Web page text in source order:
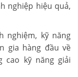
nghiệp hiệu quả,
nghiệm, kỹ năng
gia hàng đầu về
cao kỹ năng giải